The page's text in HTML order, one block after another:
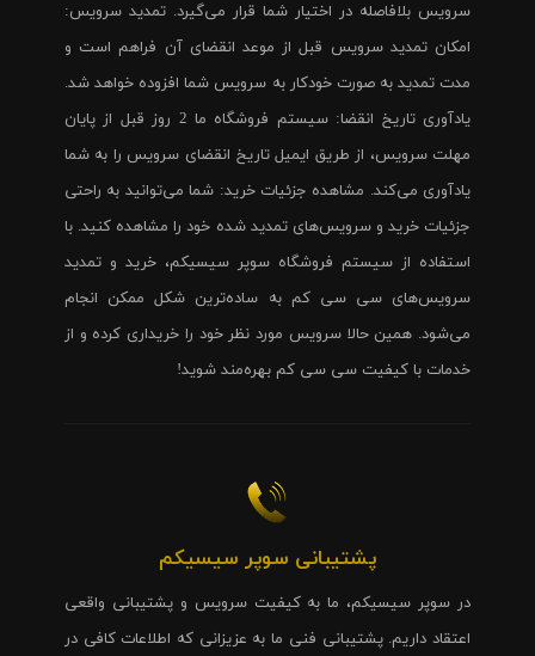
سرویس بلافاصله در اختیار شما قرار می‌گیرد. تمدید سرویس:
امکان تمدید سرویس قبل از موعد انقضای آن فراهم است و
مدت تمدید به صورت خودکار به سرویس شما افزوده خواهد شد.
یادآوری تاریخ انقضا: سیستم فروشگاه ما 2 روز قبل از پایان
مهلت سرویس، از طریق ایمیل تاریخ انقضای سرویس را به شما
یادآوری می‌کند. مشاهده جزئیات خرید: شما می‌توانید به راحتی
جزئیات خرید و سرویس‌های تمدید شده خود را مشاهده کنید. با
استفاده از سیستم فروشگاه سوپر سیسیکم، خرید و تمدید
سرویس‌های سی سی کم به ساده‌ترین شکل ممکن انجام
می‌شود. همین حالا سرویس مورد نظر خود را خریداری کرده و از
خدمات با کیفیت سی سی کم بهره‌مند شوید!
پشتیبانی سوپر سیسیکم
در سوپر سیسیکم، ما به کیفیت سرویس و پشتیبانی واقعی
اعتقاد داریم. پشتیبانی فنی ما به عزیزانی که اطلاعات کافی در